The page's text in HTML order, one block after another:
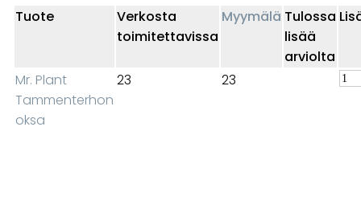
Tuote
Verkosta
toimitettavissa
Myymälä Tulossa
lisää
arviolta
Mr. Plant
Tammenterhon
oksa
23 23